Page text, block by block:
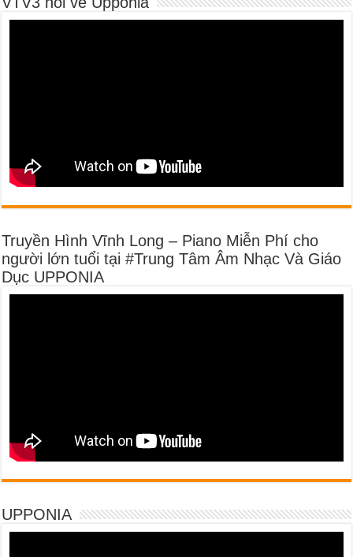
Truyền Hình Vĩnh Long – Piano Miễn Phí cho
người lớn tuổi tại #Trung Tâm Âm Nhạc Và Giáo
Dục UPPONIA
UPPONIA